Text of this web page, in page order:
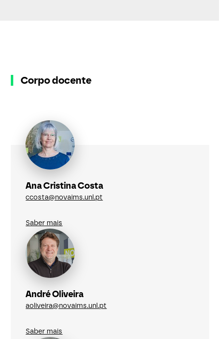
Corpo docente
Ana Cristina Costa
ccosta@novaims.unl.pt
Saber mais
André Oliveira
aoliveira@novaims.unl.pt
Saber mais